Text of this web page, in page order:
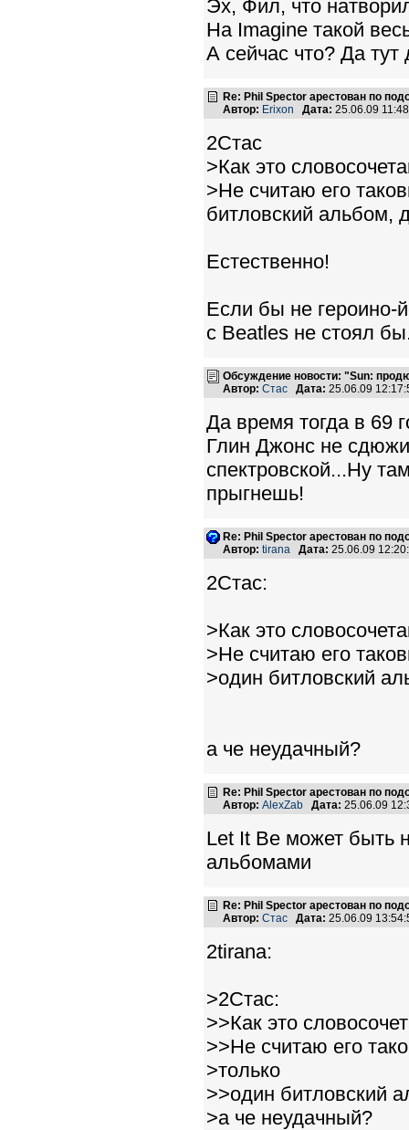
Эх, Фил, что
На Imagine такой
А сейчас что? Да
Re: Phil Spector арестован по
Автор: Erixon Дата: 25.06.09
2Стас
>Как это
>Не считаю его
битловский альбом,
Естественно!
Если бы не героино-
с Beatles не стоял
Обсуждение новости: "Sun:
Автор: Стас Дата: 25.06.09
Да время тогда в 69
Глин Джонс не
спектровской...Ну
прыгнешь!
Re: Phil Spector арестован по
Автор: tirana Дата: 25.06.09
2Стас:
>Как это
>Не считаю его
>один битловский
а че неудачный?
Re: Phil Spector арестован по
Автор: AlexZab Дата: 25.06.09
Let It Be может быть
альбомами
Re: Phil Spector арестован по
Автор: Стас Дата: 25.06.09
2tirana:
>2Стас:
>>Как это
>>Не считаю его
>только
>>один битловский
>а че неудачный?